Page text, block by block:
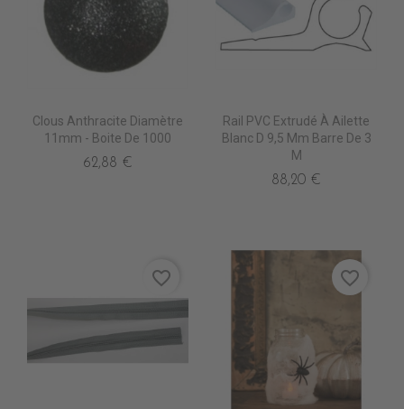
Clous Anthracite Diamètre
11mm - Boite De 1000
62,88 €
Rail PVC Extrudé À Ailette
Blanc D 9,5 Mm Barre De 3
M
88,20 €
favorite_border favorite_border